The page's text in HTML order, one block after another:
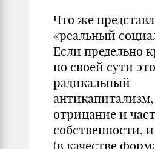
Что же
«реальный
Если предельно
по своей сути это
радикальный
антикапитализм,
отрицание и
собственности,
(в качестве